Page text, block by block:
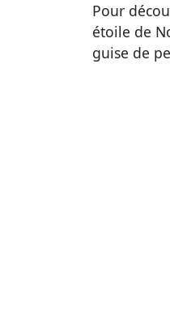
Pour
étoile de
guise de